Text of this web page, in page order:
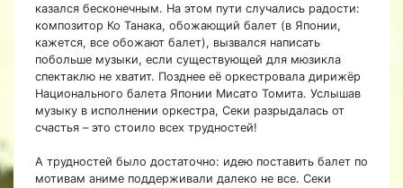
казался бесконечным. На этом пути случались радости:
композитор Ко Танака, обожающий балет (в Японии,
кажется, все обожают балет), вызвался написать
побольше музыки, если существующей для мюзикла
спектаклю не хватит. Позднее её оркестровала дирижёр
Национального балета Японии Мисато Томита. Услышав
музыку в исполнении оркестра, Секи разрыдалась от
счастья – это стоило всех трудностей!
А трудностей было достаточно: идею поставить балет по
мотивам аниме поддерживали далеко не все. Секи